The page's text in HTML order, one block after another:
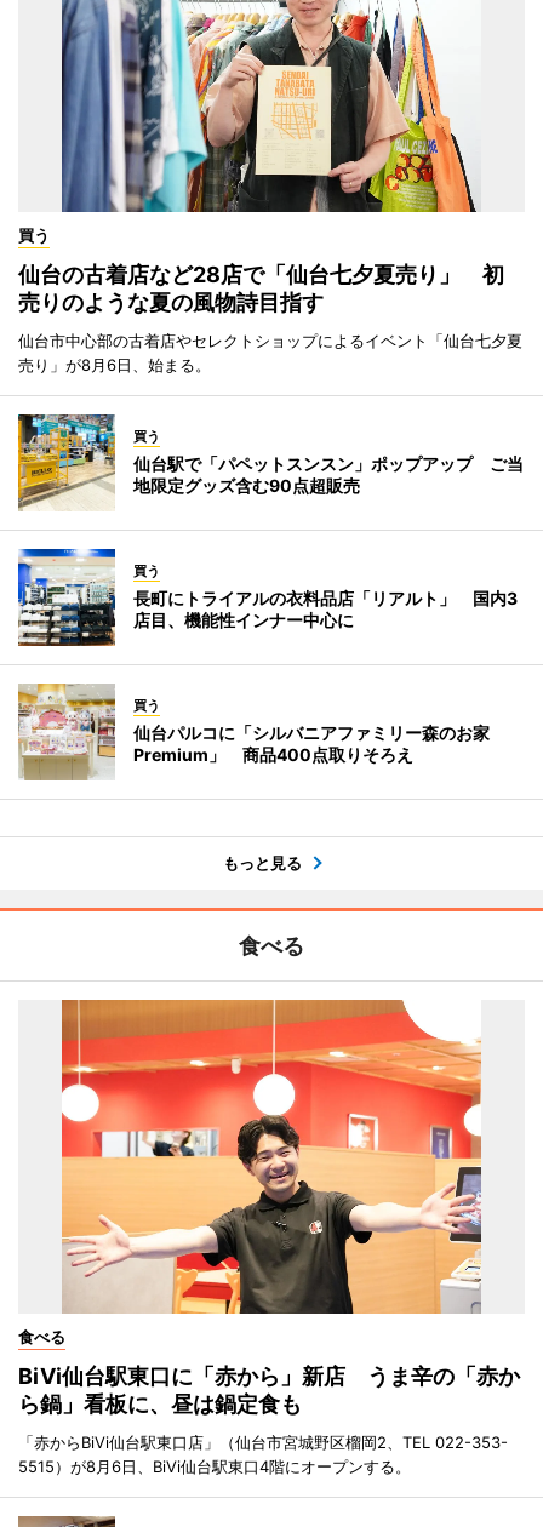
買う
仙台の古着店など28店で「仙台七夕夏売り」 初
売りのような夏の風物詩目指す
仙台市中心部の古着店やセレクトショップによるイベント「仙台七夕夏
売り」が8月6日、始まる。
買う
仙台駅で「パペットスンスン」ポップアップ ご当
地限定グッズ含む90点超販売
買う
長町にトライアルの衣料品店「リアルト」 国内3
店目、機能性インナー中心に
買う
仙台パルコに「シルバニアファミリー森のお家
Premium」 商品400点取りそろえ
もっと見る
食べる
食べる
BiVi仙台駅東口に「赤から」新店 うま辛の「赤か
ら鍋」看板に、昼は鍋定食も
「赤からBiVi仙台駅東口店」（仙台市宮城野区榴岡2、TEL 022-353-
5515）が8月6日、BiVi仙台駅東口4階にオープンする。